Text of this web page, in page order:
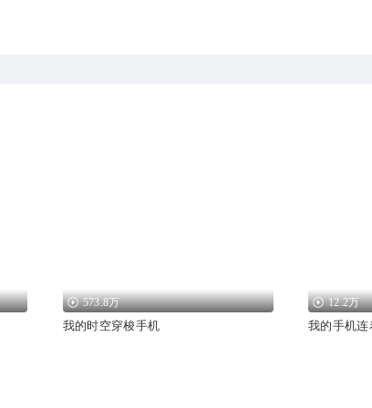
573.8万
我的时空穿梭手机
12.2万
我的手机连